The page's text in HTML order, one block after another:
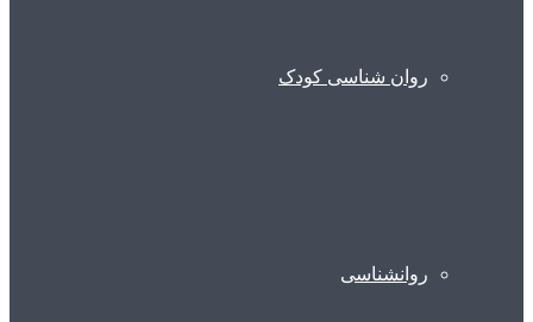
روان شناسی کودک
روانشناسی